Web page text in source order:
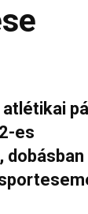
es
dobásban